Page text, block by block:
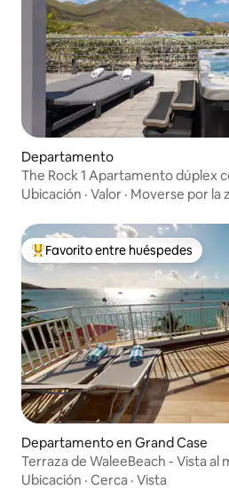
Departamento
The Rock 1 Apartamento dúplex
Ubicación · Valor · Moverse por la
De los mejores en Favorito entre
Favorito entre huéspedes
Departamento en Grand Case
Terraza de WaleeBeach - Vista al
Ubicación · Cerca · Vista